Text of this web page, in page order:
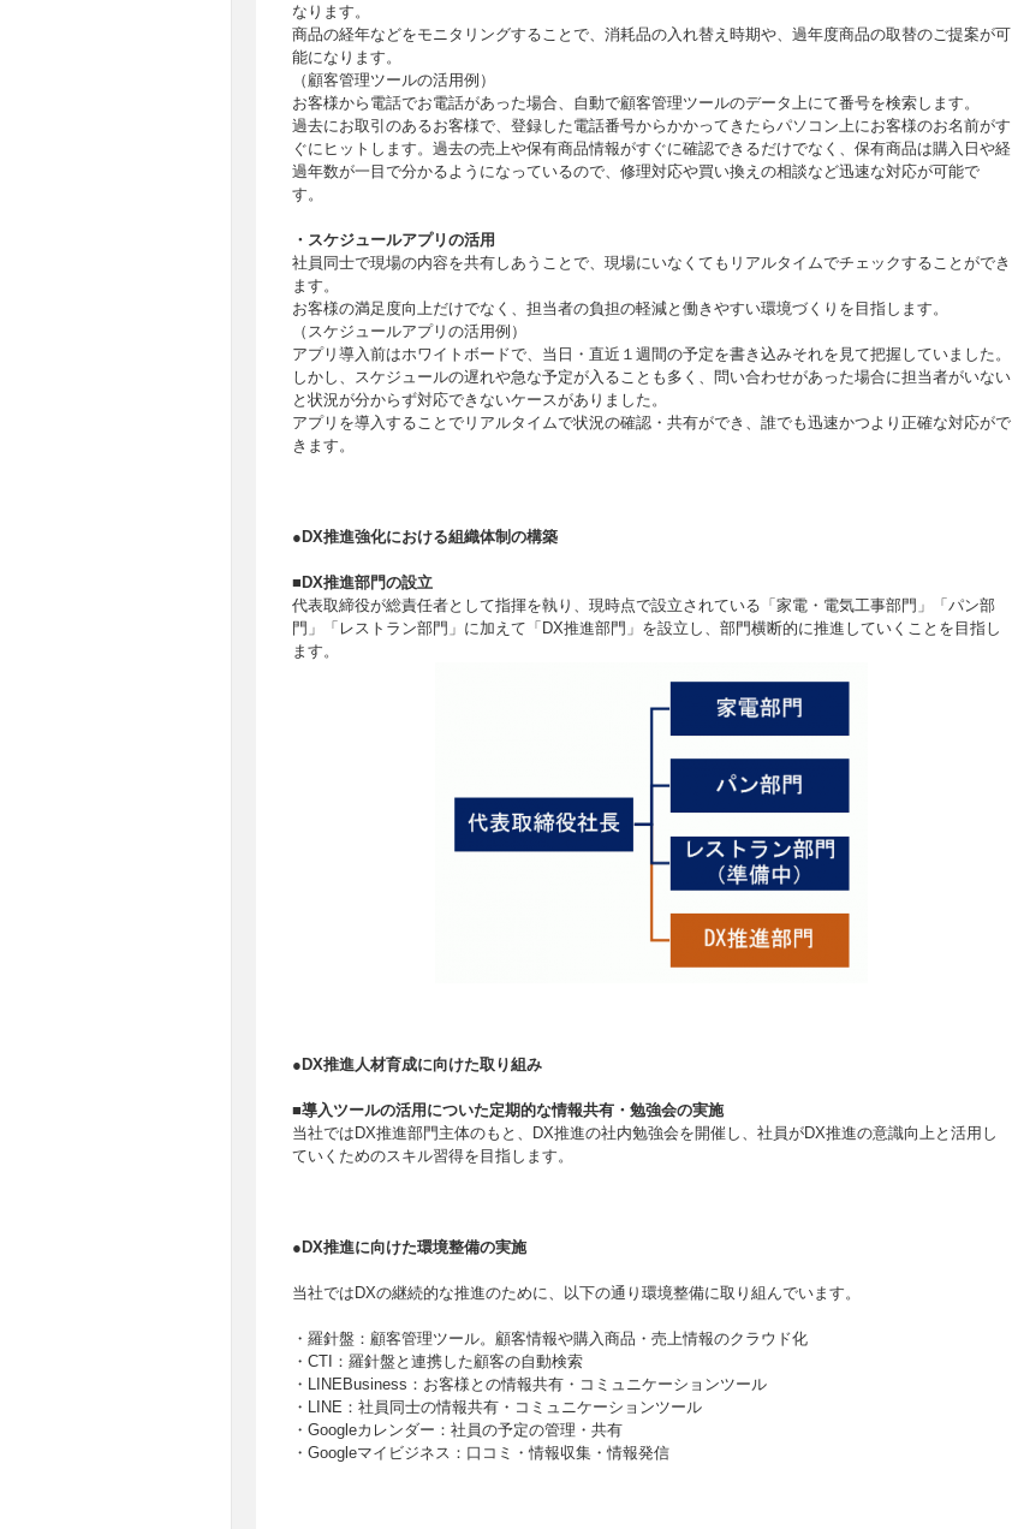
なります。
商品の経年などをモニタリングすることで、消耗品の入れ替え時期や、過年度商品の取替のご提案が可
能になります。
（顧客管理ツールの活用例）
お客様から電話でお電話があった場合、自動で顧客管理ツールのデータ上にて番号を検索します。
過去にお取引のあるお客様で、登録した電話番号からかかってきたらパソコン上にお客様のお名前がす
ぐにヒットします。過去の売上や保有商品情報がすぐに確認できるだけでなく、保有商品は購入日や経
過年数が一目で分かるようになっているので、修理対応や買い換えの相談など迅速な対応が可能で
す。
・スケジュールアプリの活用
社員同士で現場の内容を共有しあうことで、現場にいなくてもリアルタイムでチェックすることができ
ます。
お客様の満足度向上だけでなく、担当者の負担の軽減と働きやすい環境づくりを目指します。
（スケジュールアプリの活用例）
アプリ導入前はホワイトボードで、当日・直近１週間の予定を書き込みそれを見て把握していました。
しかし、スケジュールの遅れや急な予定が入ることも多く、問い合わせがあった場合に担当者がいない
と状況が分からず対応できないケースがありました。
アプリを導入することでリアルタイムで状況の確認・共有ができ、誰でも迅速かつより正確な対応がで
きます。
●DX推進強化における組織体制の構築
■DX推進部門の設立
代表取締役が総責任者として指揮を執り、現時点で設立されている「家電・電気工事部門」「パン部
門」「レストラン部門」に加えて「DX推進部門」を設立し、部門横断的に推進していくことを目指し
ます。
●DX推進人材育成に向けた取り組み
■導入ツールの活用についた定期的な情報共有・勉強会の実施
当社ではDX推進部門主体のもと、DX推進の社内勉強会を開催し、社員がDX推進の意識向上と活用し
ていくためのスキル習得を目指します。
●DX推進に向けた環境整備の実施
当社ではDXの継続的な推進のために、以下の通り環境整備に取り組んでいます。
・羅針盤：顧客管理ツール。顧客情報や購入商品・売上情報のクラウド化
・CTI：羅針盤と連携した顧客の自動検索
・LINEBusiness：お客様との情報共有・コミュニケーションツール
・LINE：社員同士の情報共有・コミュニケーションツール
・Googleカレンダー：社員の予定の管理・共有
・Googleマイビジネス：口コミ・情報収集・情報発信